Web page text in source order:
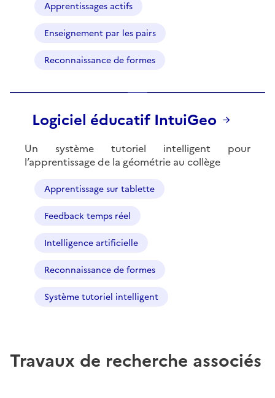
Apprentissages actifs
Enseignement par les pairs
Reconnaissance de formes
Logiciel éducatif IntuiGeo
Un système tutoriel intelligent pour
l’apprentissage de la géométrie au collège
Apprentissage sur tablette
Feedback temps réel
Intelligence artificielle
Reconnaissance de formes
Système tutoriel intelligent
Travaux de recherche associés